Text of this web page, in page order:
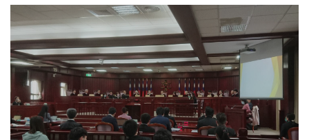
些什麼呢？來一起看看吧！